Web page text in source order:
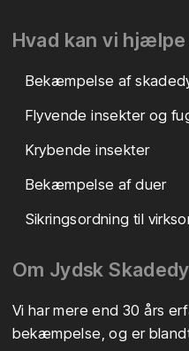
Hvad kan vi hjælpe
Bekæmpelse af
Flyvende insekter og
Krybende insekter
Bekæmpelse af duer
Sikringsordning til
​Om Jydsk
Vi har mere end 30 års
bekæmpelse, og er